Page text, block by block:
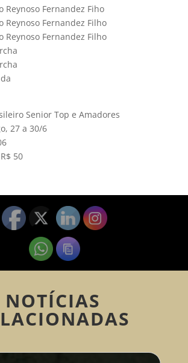
Reynoso Fernandez Fiho
Reynoso Fernandez Filho
Reynoso Fernandez Filho
Senior Top e Amadores
27 a 30/6
50
NOTÍCIAS